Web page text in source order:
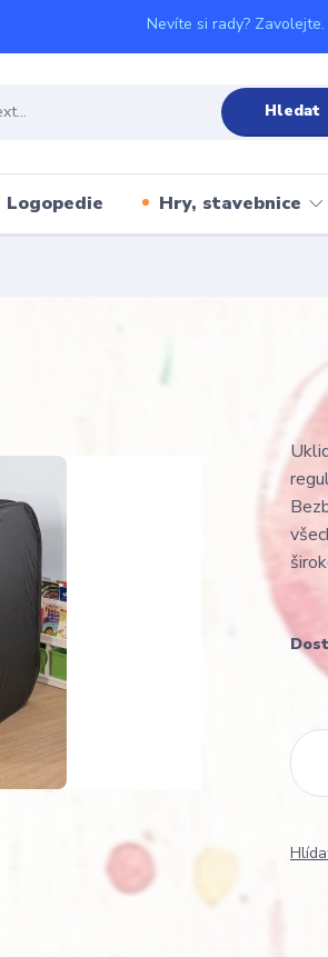
Hledat
Nevíte si rady? Zavolejte.
Logopedie Hry, stavebnice